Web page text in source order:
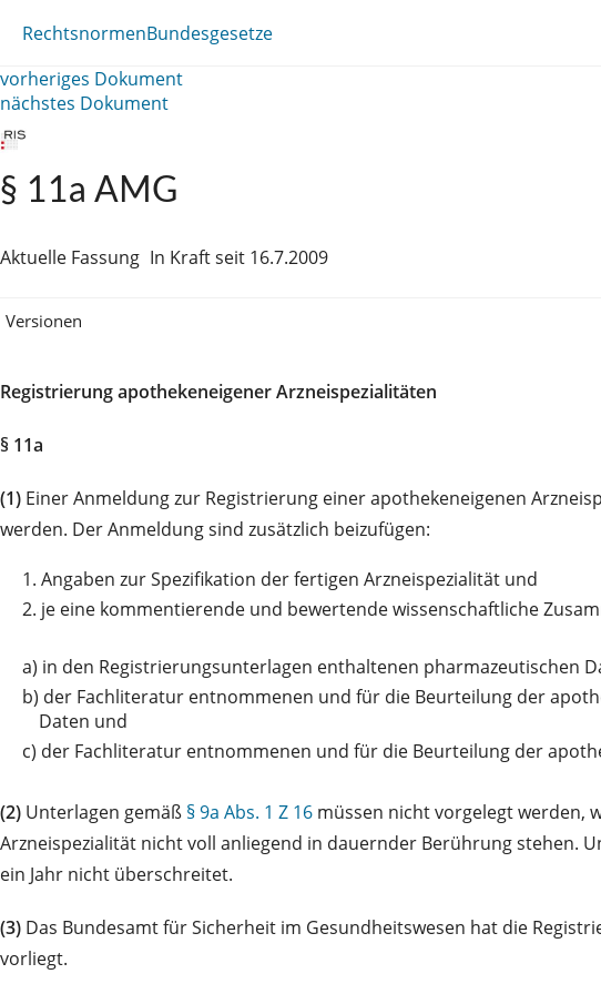
RechtsnormenBundesgesetze
vorheriges Dokument
nächstes Dokument
§ 11a AMG
Aktuelle Fassung In Kraft seit 16.7.2009
Versionen
Registrierung apothekeneigener Arzneispezialitäten
§ 11a
(1) Einer Anmeldung zur Registrierung einer apothekeneigenen
werden. Der Anmeldung sind zusätzlich beizufügen:
1. Angaben zur Spezifikation der fertigen Arzneispezialität und
2. je eine kommentierende und bewertende wissenschaftliche
a) in den Registrierungsunterlagen enthaltenen pharmazeutischen
b) der Fachliteratur entnommenen und für die Beurteilung der
Daten und
c) der Fachliteratur entnommenen und für die Beurteilung der
(2) Unterlagen gemäß § 9a Abs. 1 Z 16 müssen nicht vorgelegt werden,
Arzneispezialität nicht voll anliegend in dauernder Berührung stehen.
ein Jahr nicht überschreitet.
(3) Das Bundesamt für Sicherheit im Gesundheitswesen hat die
vorliegt.